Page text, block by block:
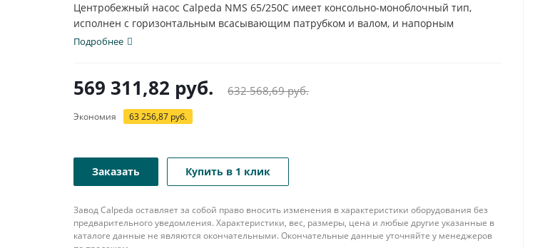
Центробежный насос Calpeda NMS 65/250C имеет консольно-моноблочный тип,
исполнен с горизонтальным всасывающим патрубком и валом, и напорным
патрубком с...
Подробнее
569 311,82 руб. 632 568,69руб.
Экономия 63 256,87 руб.
Заказать Купить в 1 клик
Завод Calpeda оставляет за собой право вносить изменения в характеристики оборудования без
предварительного уведомления. Характеристики, вес, размеры, цена и любые другие указанные в
каталоге данные не являются окончательными. Окончательные данные уточняйте у менеджеров